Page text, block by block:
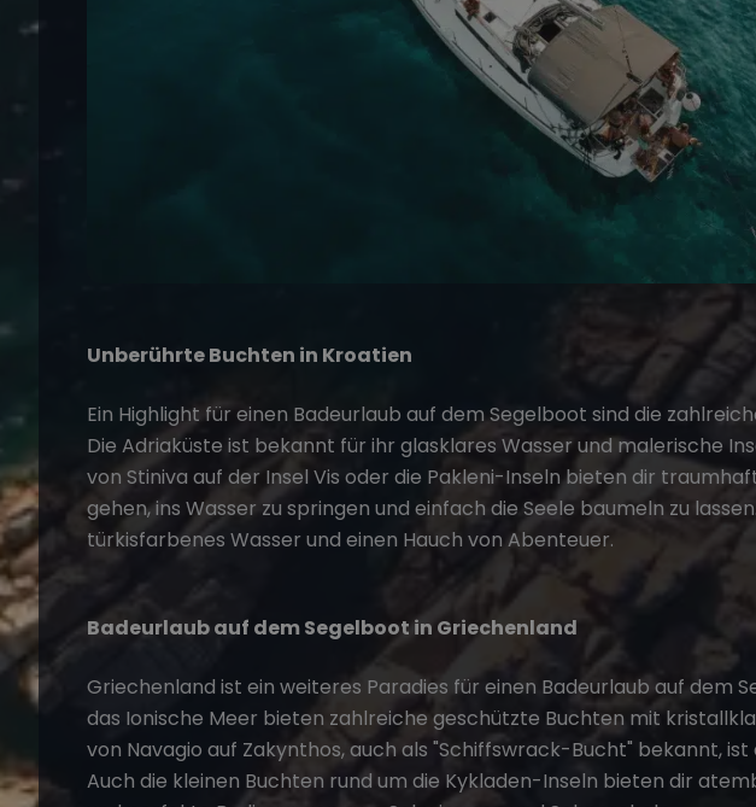
Unberührte Buchten in Kroatien
Ein Highlight für einen Badeurlaub auf dem Segelboot sind die
Die Adriaküste ist bekannt für ihr glasklares Wasser und malerische
von Stiniva auf der Insel Vis oder die Pakleni-Inseln bieten dir
gehen, ins Wasser zu springen und einfach die Seele baumeln zu
türkisfarbenes Wasser und einen Hauch von Abenteuer.
Badeurlaub auf dem Segelboot in Griechenland
Griechenland ist ein weiteres Paradies für einen Badeurlaub auf dem
das Ionische Meer bieten zahlreiche geschützte Buchten mit
von Navagio auf Zakynthos, auch als "Schiffswrack-Bucht" bekannt,
Auch die kleinen Buchten rund um die Kykladen-Inseln bieten dir